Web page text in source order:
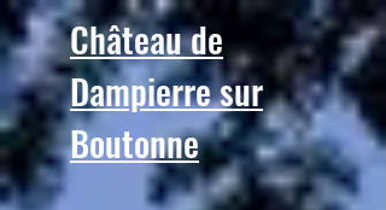
Château de
Dampierre sur
Boutonne